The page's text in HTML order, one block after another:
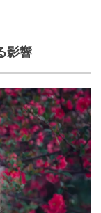
影響